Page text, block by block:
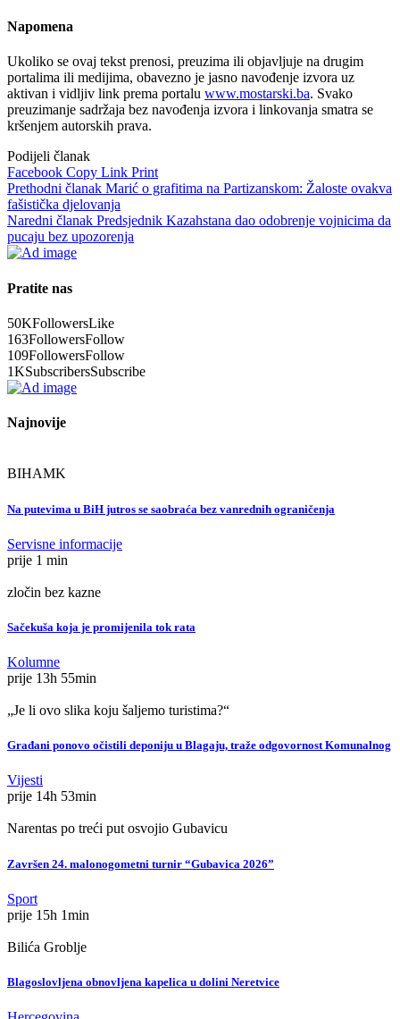
Napomena
Ukoliko se ovaj tekst prenosi, preuzima ili objavljuje na drugim
portalima ili medijima, obavezno je jasno navođenje izvora uz
aktivan i vidljiv link prema portalu www.mostarski.ba. Svako
preuzimanje sadržaja bez navođenja izvora i linkovanja smatra se
kršenjem autorskih prava.
Podijeli članak
Facebook Copy Link Print
Prethodni članak Marić o grafitima na Partizanskom: Žaloste ovakva
fašistička djelovanja
Naredni članak Predsjednik Kazahstana dao odobrenje vojnicima da
pucaju bez upozorenja
Pratite nas
50KFollowersLike
163FollowersFollow
109FollowersFollow
1KSubscribersSubscribe
Najnovije
BIHAMK
Na putevima u BiH jutros se saobraća bez vanrednih ograničenja
Servisne informacije
prije 1 min
zločin bez kazne
Sačekuša koja je promijenila tok rata
Kolumne
prije 13h 55min
„Je li ovo slika koju šaljemo turistima?“
Građani ponovo očistili deponiju u Blagaju, traže odgovornost Komunalnog
Vijesti
prije 14h 53min
Narentas po treći put osvojio Gubavicu
Završen 24. malonogometni turnir “Gubavica 2026”
Sport
prije 15h 1min
Bilića Groblje
Blagoslovljena obnovljena kapelica u dolini Neretvice